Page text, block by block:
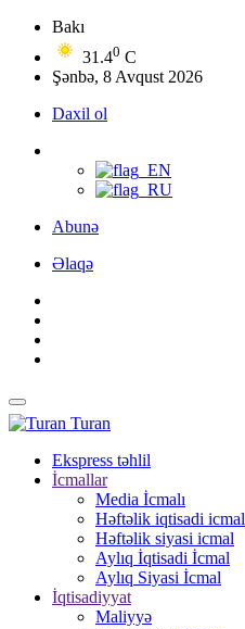
Bakı
31.40 C
Şənbə, 8 Avqust 2026
Daxil ol
Abunə
Əlaqə
Turan
Ekspress təhlil
İcmallar
Media İcmalı
Həftəlik iqtisadi icmal
Həftəlik siyasi icmal
Aylıq İqtisadi İcmal
Aylıq Siyasi İcmal
İqtisadiyyat
Maliyyə